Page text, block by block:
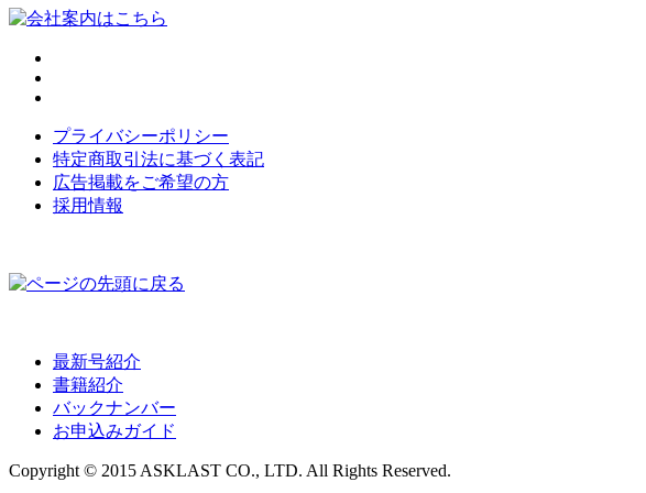
プライバシーポリシー
特定商取引法に基づく表記
広告掲載をご希望の方
採用情報
最新号紹介
書籍紹介
バックナンバー
お申込みガイド
Copyright © 2015 ASKLAST CO., LTD. All Rights Reserved.